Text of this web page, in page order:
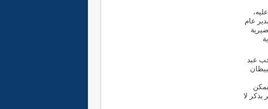
عليه،
عام
عبد
يذكر لا